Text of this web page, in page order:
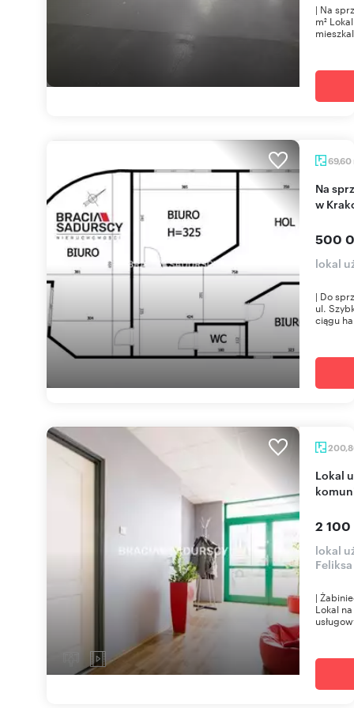
| Na
m²
69,60
Na sprzedaż przestronny lokal usługowy 69,6 m²
w
500
lokal
| Do
ul.
ciągu
Lokal użytkowy 200,8 m² w Krakowie (blisko
2 100
lokal
|
Lokal